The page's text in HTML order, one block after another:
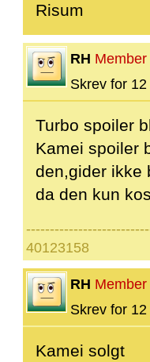
Risum
RH Member
Skrev for
Turbo spoiler
Kamei spoiler
den,gider ikke
da den kun
40123158
RH Member
Skrev for
Kamei solgt